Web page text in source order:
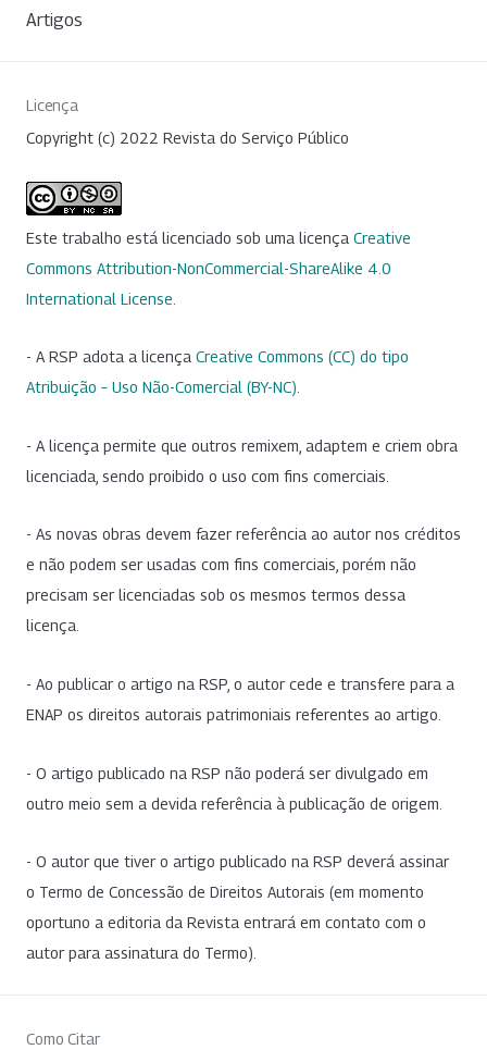
Artigos
Licença
Copyright (c) 2022 Revista do Serviço Público
Este trabalho está licenciado sob uma licença Creative
Commons Attribution-NonCommercial-ShareAlike 4.0
International License
- A RSP adota a licença Creative Commons (CC) do tipo
Atribuição – Uso Não-Comercial (BY-NC)
- A licença permite que outros remixem, adaptem e criem obra
licenciada, sendo proibido o uso com fins comerciais.
- As novas obras devem fazer referência ao autor nos créditos
e não podem ser usadas com fins comerciais, porém não
precisam ser licenciadas sob os mesmos termos dessa
licença.
- Ao publicar o artigo na RSP, o autor cede e transfere para a
ENAP os direitos autorais patrimoniais referentes ao artigo.
- O artigo publicado na RSP não poderá ser divulgado em
outro meio sem a devida referência à publicação de origem.
- O autor que tiver o artigo publicado na RSP deverá assinar
o Termo de Concessão de Direitos Autorais (em momento
oportuno a editoria da Revista entrará em contato com o
autor para assinatura do Termo).
Como Citar